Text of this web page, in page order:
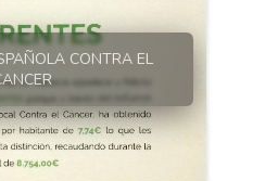
CONTRA EL